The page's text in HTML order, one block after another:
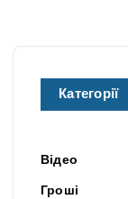
Категорії
Відео
Гроші